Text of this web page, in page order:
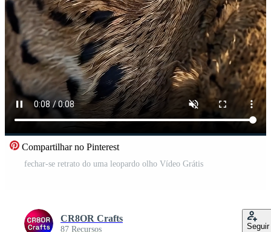
Compartilhar no Pinterest
fechar-se retrato do uma leopardo olho Vídeo Grátis
CR8OR Crafts
87 Recursos Seguir